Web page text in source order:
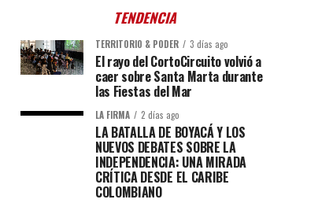
TENDENCIA
TERRITORIO & PODER 3 días ago
El rayo del CortoCircuito volvió a
caer sobre Santa Marta durante
las Fiestas del Mar
LA FIRMA 2 días ago
LA BATALLA DE BOYACÁ Y LOS
NUEVOS DEBATES SOBRE LA
INDEPENDENCIA: UNA MIRADA
CRÍTICA DESDE EL CARIBE
COLOMBIANO